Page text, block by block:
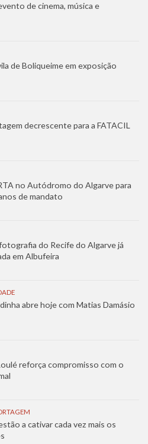
de cinema, música e
de Boliqueime em exposição
decrescente para a FATACIL
no Autódromo do Algarve para
de mandato
do Recife do Algarve já
em Albufeira
abre hoje com Matias Damásio
reforça compromisso com o
a cativar cada vez mais os